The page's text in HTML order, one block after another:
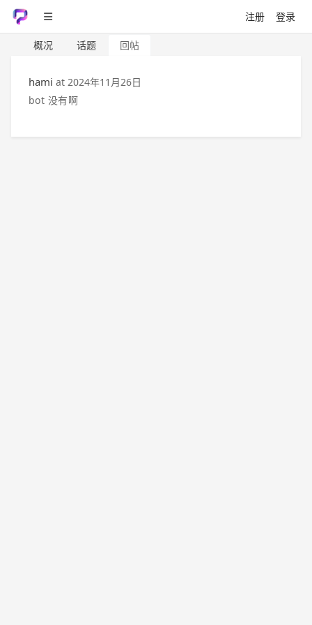
注册 登录
概况 话题 回帖
hami at 2024年11月26日
bot 没有啊